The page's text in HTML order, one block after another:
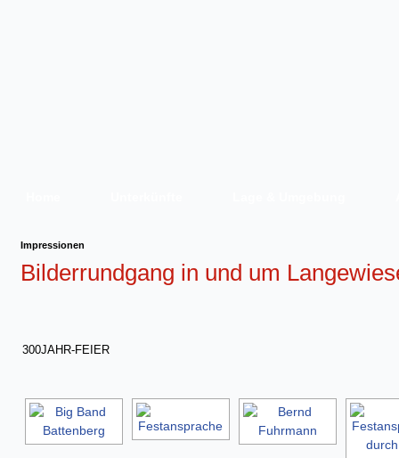
Impressionen
Bilderrundgang in und um
300JAHR-FEIER